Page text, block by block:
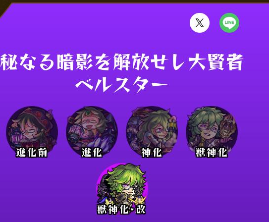
秘なる暗影を解放せし大賢者
ベルスター
進化前 進化 神化 獣神化
獣神化･改